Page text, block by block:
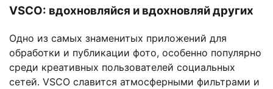
VSCO: вдохновляйся и вдохновляй других
Одно из самых знаменитых приложений для
обработки и публикации фото, особенно популярно
среди креативных пользователей социальных
сетей. VSCO славится атмосферными фильтрами и